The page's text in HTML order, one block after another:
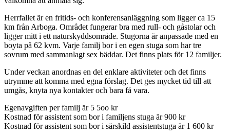
Herrfallet är en fritids- och konferensanläggning som ligger ca 15
km från Arboga. Området fungerar bra med rull- och gåstolar och
ligger mitt i ett naturskyddsområde. Stugorna är anpassade med en
boyta på 62 kvm. Varje familj bor i en egen stuga som har tre
sovrum med sammanlagt sex bäddar. Det finns plats för 12 familjer.
Under veckan anordnas en del enklare aktiviteter och det finns
utrymme att komma med egna förslag. Det ges mycket tid till att
umgås, knyta nya kontakter och bara få vara.
Egenavgiften per familj är 5 5oo kr
Kostnad för assistent som bor i familjens stuga är 900 kr
Kostnad för assistent som bor i särskild assistentstuga är 1 600 kr